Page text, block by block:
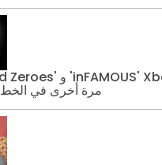
و 'Titanfall' مرة أخرى في الخط